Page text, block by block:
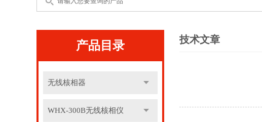
产品目录
无线核相器
WHX-300B无线核相仪
技术文章